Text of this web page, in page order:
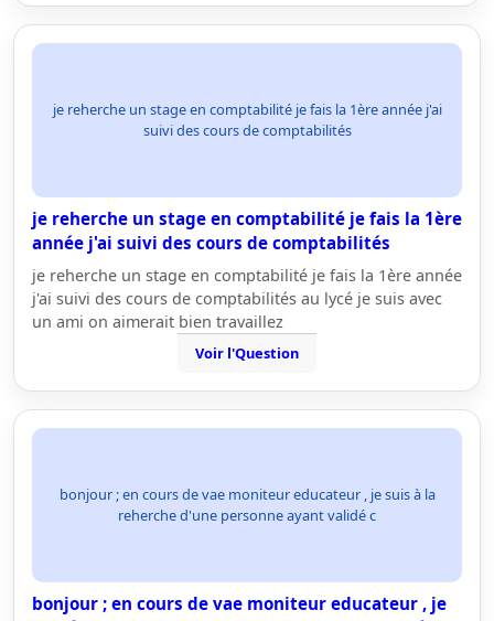
je reherche un stage en comptabilité je fais la 1ère année j'ai
suivi des cours de comptabilités
je reherche un stage en comptabilité je fais la 1ère
année j'ai suivi des cours de comptabilités
je reherche un stage en comptabilité je fais la 1ère année
j'ai suivi des cours de comptabilités au lycé je suis avec
un ami on aimerait bien travaillez
Voir l'Question
bonjour ; en cours de vae moniteur educateur , je suis à la
reherche d'une personne ayant validé c
bonjour ; en cours de vae moniteur educateur , je